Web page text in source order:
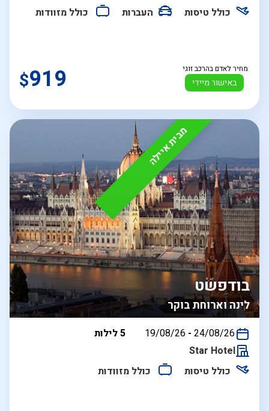
כולל טיסות
העברות כולל מזוודות
באישור מיידי
מחיר לאדם בהרכב זוגי $919
מבית איילה
לינה וארוחת בוקר
בודפשט
בין
19/08/26 - 24/08/26
5 לילות
Star Hotel
כולל טיסות
כולל מזוודות